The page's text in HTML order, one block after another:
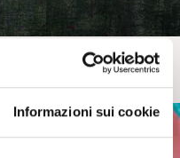
Informazioni sui cookie